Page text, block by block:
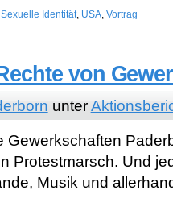
Sexuelle Identität, USA, Vortrag
von
unter
Gewerkschaften
Protestmarsch. Und
Musik und